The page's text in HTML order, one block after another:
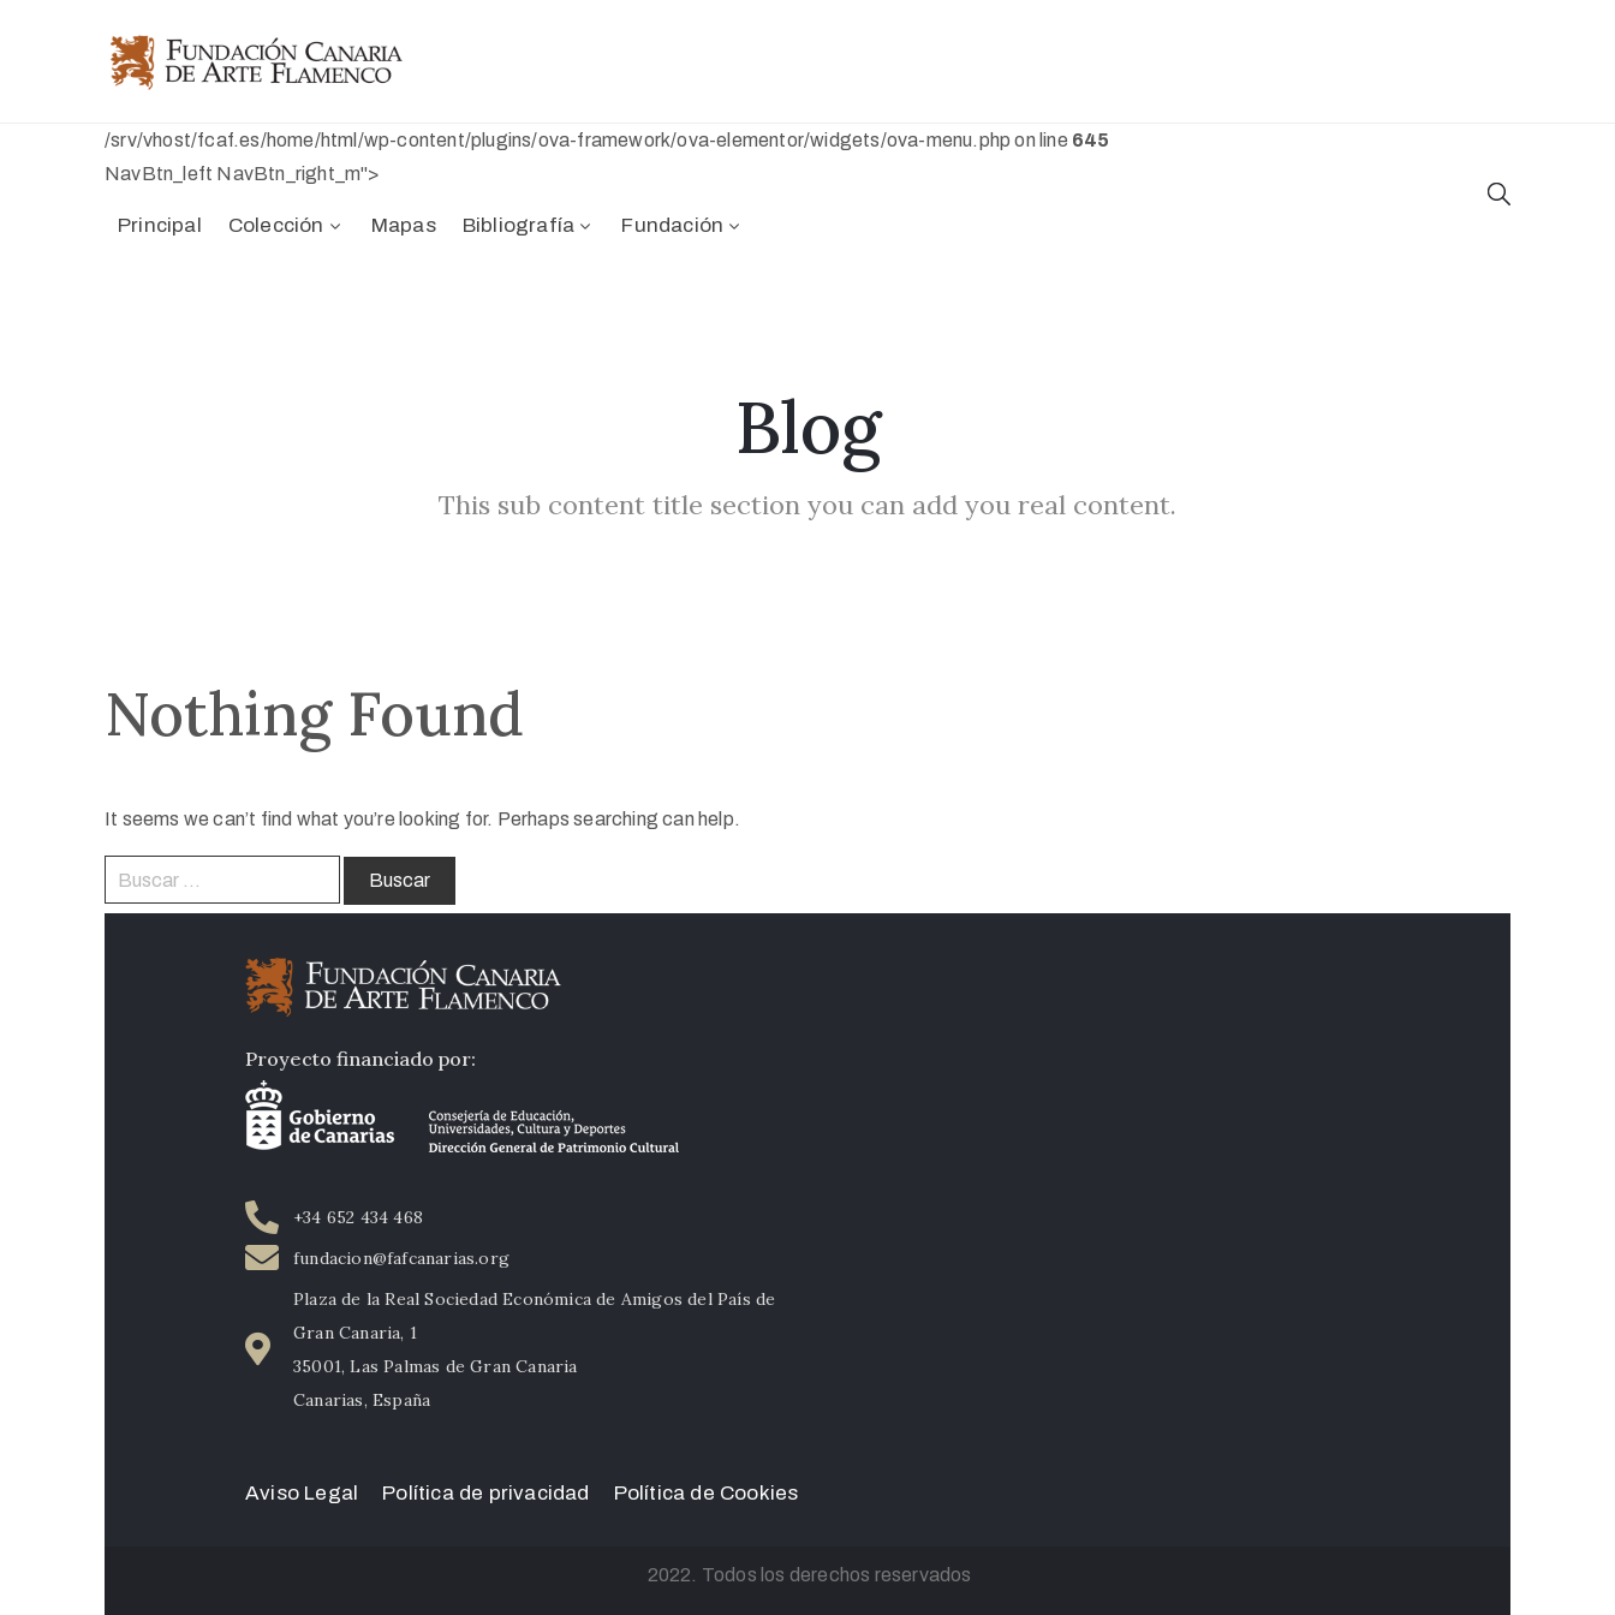
/srv/vhost/fcaf.es/home/html/wp-content/plugins/ova-framework/ova-elementor/widgets/ova-menu.php on line 645
NavBtn_left NavBtn_right_m">
Principal Colección Mapas Bibliografía Fundación
Blog
This sub content title section you can add you real content.
Nothing Found
It seems we can’t find what you’re looking for. Perhaps searching can help.
Proyecto financiado por:
+34 652 434 468
fundacion@fafcanarias.org
Plaza de la Real Sociedad Económica de Amigos del País de
Gran Canaria, 1
35001, Las Palmas de Gran Canaria
Canarias, España
Aviso Legal Política de privacidad Política de Cookies
2022. Todos los derechos reservados